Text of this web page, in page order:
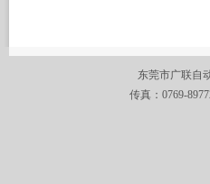
东莞市广联自
传真：0769-